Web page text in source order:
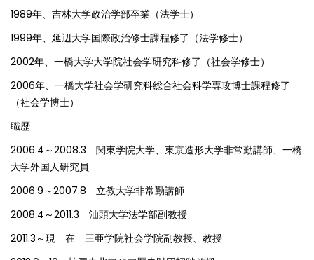
1989年、吉林大学政治学部卒業（法学士）
1999年、延辺大学国際政治修士課程修了（法学修士）
2002年、一橋大学大学院社会学研究科修了（社会学修士）
2006年、一橋大学社会学研究科総合社会科学専攻博士課程修了
（社会学博士）
職歴
2006.4～2008.3 関東学院大学、東京造形大学非常勤講師、一橋
大学外国人研究員
2006.9～2007.8 立教大学非常勤講師
2008.4～2011.3 汕頭大学法学部副教授
2011.3～現 在 三亜学院社会学院副教授、教授